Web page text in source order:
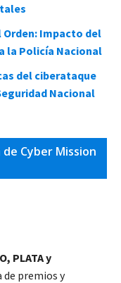
Orden: Impacto del
la Policía Nacional
del ciberataque
Nacional
Cyber Mission
PLATA y
de premios y